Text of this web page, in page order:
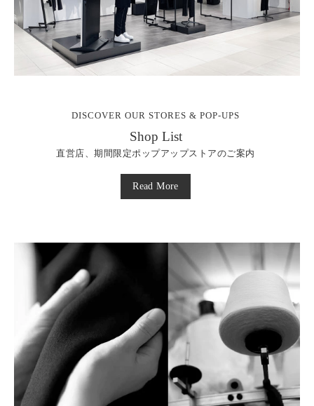
DISCOVER OUR STORES & POP-UPS
Shop List
直営店、期間限定ポップアップストアのご案内
Read More